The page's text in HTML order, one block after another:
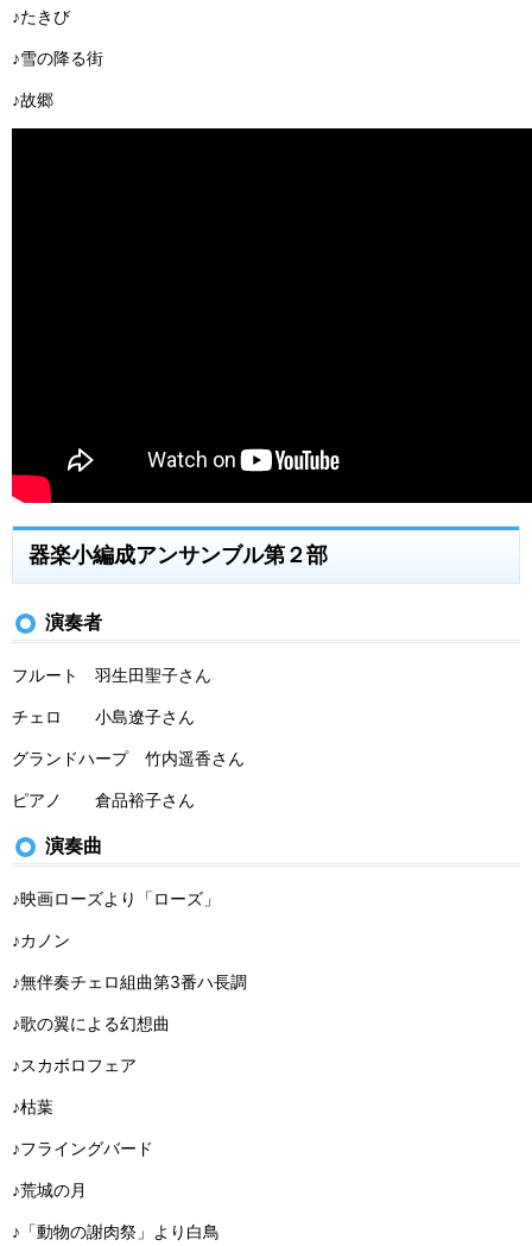
♪たきび
♪雪の降る街
♪故郷
器楽小編成アンサンブル第２部
演奏者
フルート 羽生田聖子さん
チェロ 小島遼子さん
グランドハープ 竹内遥香さん
ピアノ 倉品裕子さん
演奏曲
♪映画ローズより「ローズ」
♪カノン
♪無伴奏チェロ組曲第3番ハ長調
♪歌の翼による幻想曲
♪スカボロフェア
♪枯葉
♪フライングバード
♪荒城の月
♪「動物の謝肉祭」より白鳥